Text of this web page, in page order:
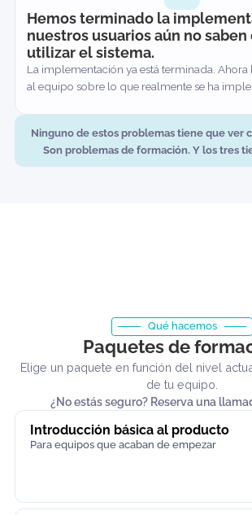
camino marcado.
Hemos terminado la
nuestros usuarios aún no
utilizar el sistema.​
La implementación ya está terminada.
Qué hacemos
Elige un paquete en función del